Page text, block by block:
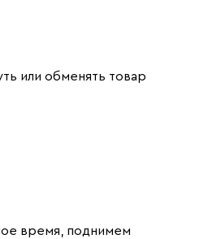
или обменять товар
время, поднимем